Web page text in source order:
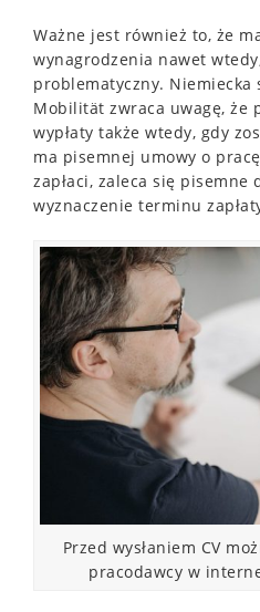
Ważne jest również to, że
wynagrodzenia nawet
problematyczny. Niemiecka
Mobilität zwraca uwagę, że
wypłaty także wtedy, gdy
ma pisemnej umowy o
zapłaci, zaleca się pisemne
wyznaczenie terminu
Przed wysłaniem CV
pracodawcy w